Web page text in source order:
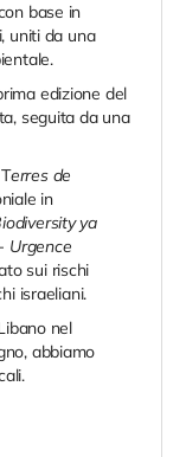
base in
uniti da una
edizione del
seguita da una
erres de
in
ya
Urgence
sui rischi
israeliani.
nel
abbiamo